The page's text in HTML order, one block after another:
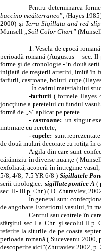
Pentru determinarea
baccino mediterraneo”, (Hayes
2000) şi Terra Sigillata and red
Munsell „Soil Color Chart”
1. Vesela de epocă
perioadă romană (Augustus – sec.
forme şi de cronologie - în două
iniţiată de meşterii arretini, imită în
farfurii, castroane, boluri, cupe
În cadrul materialului
-farfurii( formele Hayes
joncţiune a peretelui cu fundul
formă de „S” aplicat pe perete.
- castroane: un singur
îmbinare cu peretele;
- cupele: sunt
de două muluri decorate cu rotiţa în
Argila din care sunt
cărămiziu în diverse nuanţe (
exfoliată, acoperă în întregime
5/8, 4/8; 7.5 YR 6/8 ) Sigillatele
serii tipologice: sigillate pontice A (
sec. II- III p. Chr.) ( D. Zhuravlev,
În general sunt
de angobare. Exteriorul vasului, în
Centrul sau centrele în
sfârşitul sec. I a. Chr şi secolul II p.
referire la siturile de pe coasta
perioada romană ( Suceveanu 2000,
descoperite aici”(Zhuravlev 2002, p.